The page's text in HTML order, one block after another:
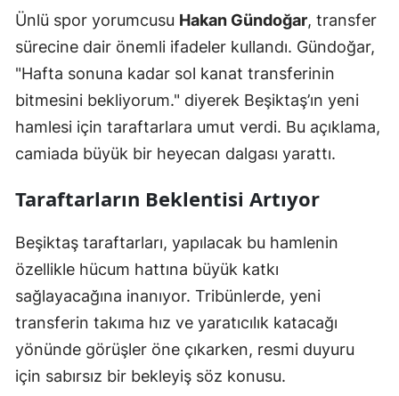
Ünlü spor yorumcusu Hakan Gündoğar, transfer
sürecine dair önemli ifadeler kullandı. Gündoğar,
"Hafta sonuna kadar sol kanat transferinin
bitmesini bekliyorum." diyerek Beşiktaş’ın yeni
hamlesi için taraftarlara umut verdi. Bu açıklama,
camiada büyük bir heyecan dalgası yarattı.
Taraftarların Beklentisi Artıyor
Beşiktaş taraftarları, yapılacak bu hamlenin
özellikle hücum hattına büyük katkı
sağlayacağına inanıyor. Tribünlerde, yeni
transferin takıma hız ve yaratıcılık katacağı
yönünde görüşler öne çıkarken, resmi duyuru
için sabırsız bir bekleyiş söz konusu.